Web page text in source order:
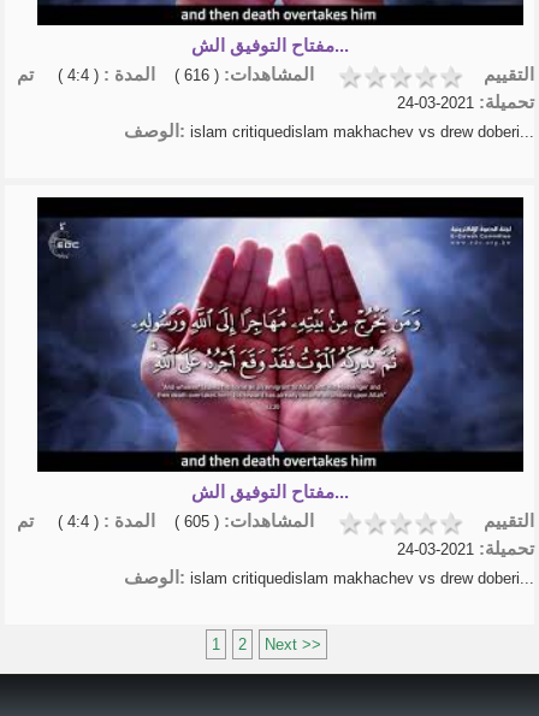
مفتاح التوفيق الش...
التقييم
المشاهدات: ( 616 ) المدة : ( 4:4 )
تم
تحميلة: 2021-03-24
الوصف: islam critiquedislam makhachev vs drew doberi...
مفتاح التوفيق الش...
التقييم
المشاهدات: ( 605 ) المدة : ( 4:4 )
تم
تحميلة:
الوصف: islam critiquedislam makhachev vs drew doberi...
1 2 Next >>